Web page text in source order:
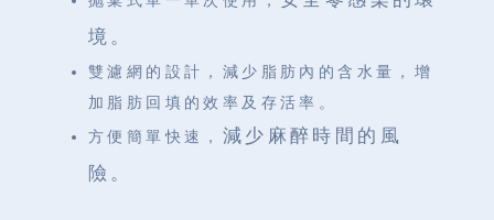
境。
雙濾網的設計，減少脂肪內的含水量，增
加脂肪回填的效率及存活率。
方便簡單快速， 減少麻醉時間的風
險。